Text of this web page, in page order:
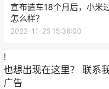
宣布造车18个月后，小米
怎么样？
2022-11-25 15:36:00
!
也想出现在这里？ 联系
广告